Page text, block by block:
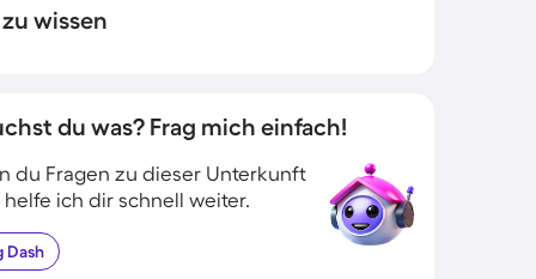
wissen
du was? Frag mich einfach!
du Fragen zu dieser Unterkunft
helfe ich dir schnell weiter.
Dash